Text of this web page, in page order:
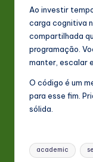
Ao investir
carga cognitiva
compartilhada
programação.
manter, escalar
O código é um
para esse fim.
sólida.
Tags:
academic